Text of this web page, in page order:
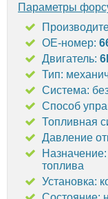
Параметры
OE-номер:
Двигатель:
Тип:
Система:
Способ
Топливная
Давление
топлива
Установка: